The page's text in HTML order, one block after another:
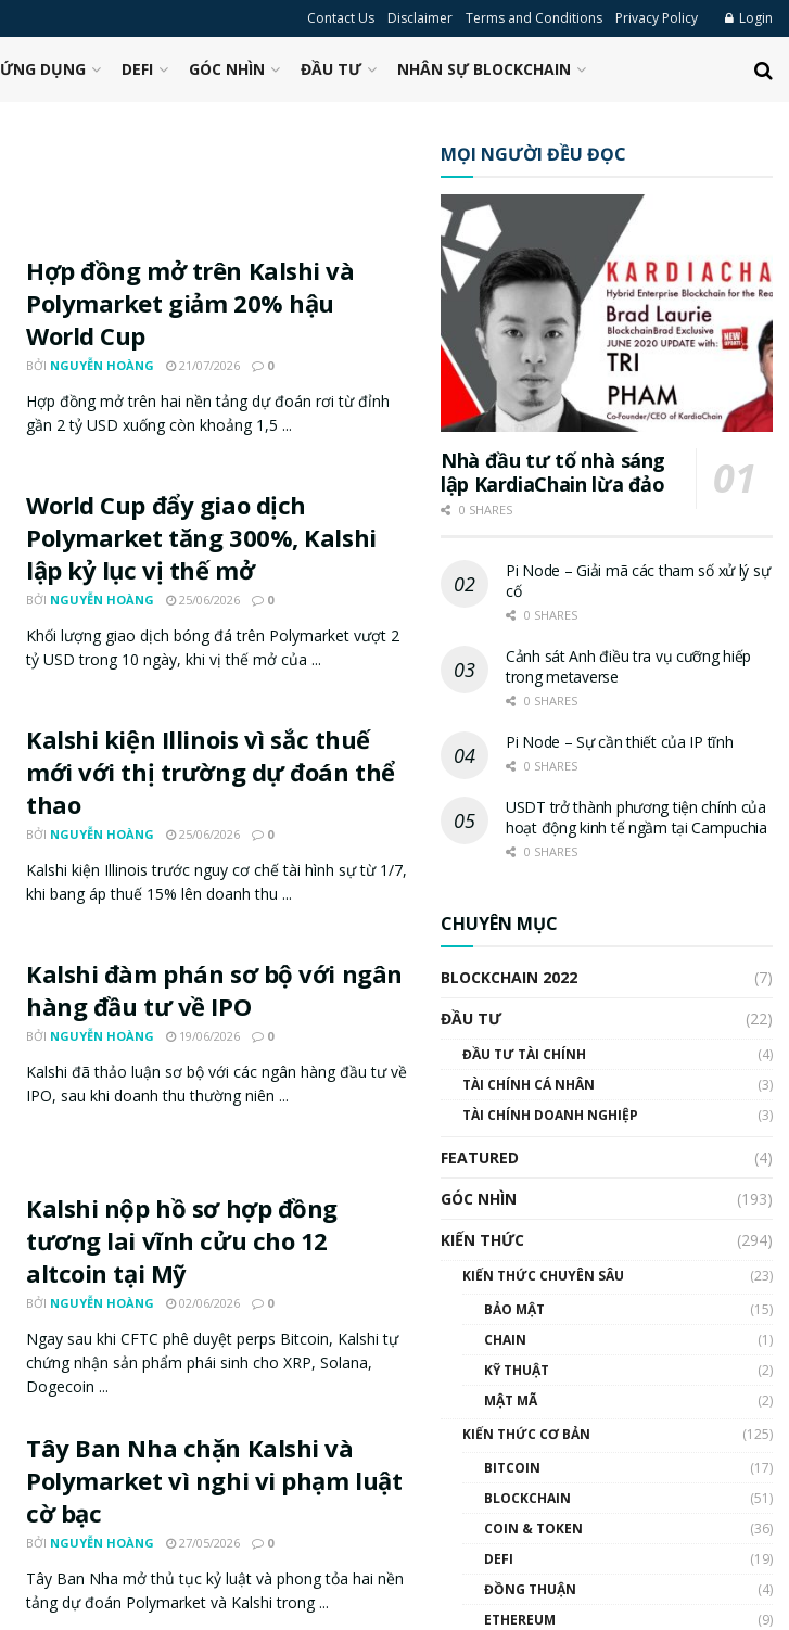
Contact Us Disclaimer Terms and Conditions Privacy Policy Login
ỨNG DỤNG DEFI GÓC NHÌN ĐẦU TƯ NHÂN SỰ BLOCKCHAIN
Hợp đồng mở trên Kalshi và
Polymarket giảm 20% hậu
World Cup
BỞI NGUYỄN HOÀNG 21/07/2026 0
Hợp đồng mở trên hai nền tảng dự đoán rơi từ đỉnh
gần 2 tỷ USD xuống còn khoảng 1,5 ...
World Cup đẩy giao dịch
Polymarket tăng 300%, Kalshi
lập kỷ lục vị thế mở
BỞI NGUYỄN HOÀNG 25/06/2026 0
Khối lượng giao dịch bóng đá trên Polymarket vượt 2
tỷ USD trong 10 ngày, khi vị thế mở của ...
Kalshi kiện Illinois vì sắc thuế
mới với thị trường dự đoán thể
thao
BỞI NGUYỄN HOÀNG 25/06/2026 0
Kalshi kiện Illinois trước nguy cơ chế tài hình sự từ 1/7,
khi bang áp thuế 15% lên doanh thu ...
Kalshi đàm phán sơ bộ với ngân
hàng đầu tư về IPO
BỞI NGUYỄN HOÀNG 19/06/2026 0
Kalshi đã thảo luận sơ bộ với các ngân hàng đầu tư về
IPO, sau khi doanh thu thường niên ...
Kalshi nộp hồ sơ hợp đồng
tương lai vĩnh cửu cho 12
altcoin tại Mỹ
BỞI NGUYỄN HOÀNG 02/06/2026 0
Ngay sau khi CFTC phê duyệt perps Bitcoin, Kalshi tự
chứng nhận sản phẩm phái sinh cho XRP, Solana,
Dogecoin ...
Tây Ban Nha chặn Kalshi và
Polymarket vì nghi vi phạm luật
cờ bạc
BỞI NGUYỄN HOÀNG 27/05/2026 0
Tây Ban Nha mở thủ tục kỷ luật và phong tỏa hai nền
tảng dự đoán Polymarket và Kalshi trong ...
MỌI NGƯỜI ĐỀU ĐỌC
Nhà đầu tư tố nhà sáng
lập KardiaChain lừa đảo
0 SHARES
Pi Node – Giải mã các tham số xử lý sự
cố
0 SHARES
Cảnh sát Anh điều tra vụ cưỡng hiếp
trong metaverse
0 SHARES
Pi Node – Sự cần thiết của IP tĩnh
0 SHARES
USDT trở thành phương tiện chính của
hoạt động kinh tế ngầm tại Campuchia
0 SHARES
CHUYÊN MỤC
BLOCKCHAIN 2022
(7)
ĐẦU TƯ
(22)
ĐẦU TƯ TÀI CHÍNH
(4)
TÀI CHÍNH CÁ NHÂN
(3)
TÀI CHÍNH DOANH NGHIỆP
(3)
FEATURED
(4)
GÓC NHÌN
(193)
KIẾN THỨC
(294)
KIẾN THỨC CHUYÊN SÂU
(23)
BẢO MẬT
(15)
CHAIN
(1)
KỸ THUẬT
(2)
MẬT MÃ
(2)
KIẾN THỨC CƠ BẢN
(125)
BITCOIN
(17)
BLOCKCHAIN
(51)
COIN & TOKEN
(36)
DEFI
(19)
ĐỒNG THUẬN
(4)
ETHEREUM
(9)